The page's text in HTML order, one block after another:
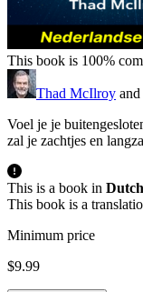
This book is 100%
Thad McIlroy and
Voel je je
zal je zachtjes en
This is a book in Dutch
This book is a
Minimum price
$9.99